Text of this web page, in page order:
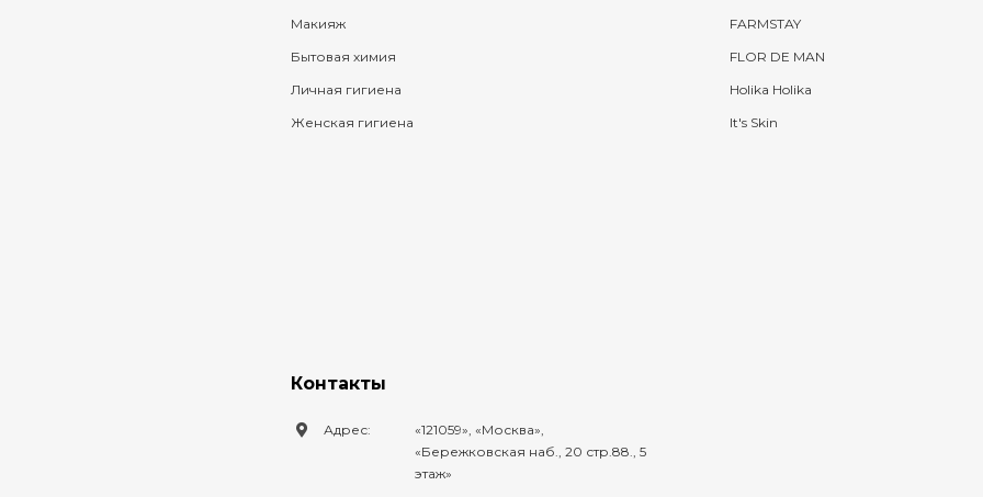
Макияж
Бытовая химия
Личная гигиена
Женская гигиена
FARMSTAY
FLOR DE MAN
Holika Holika
It's Skin
Контакты
Адрес: 121059 , Москва ,
Бережковская наб., 20 стр.88., 5
этаж